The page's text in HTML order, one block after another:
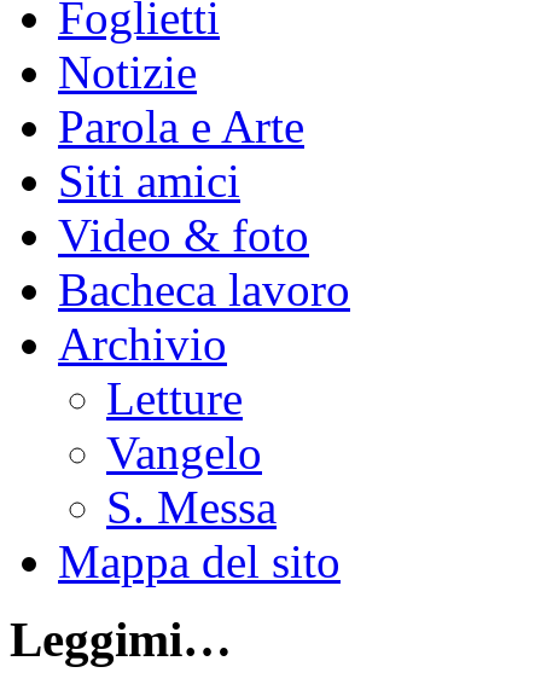
Foglietti
Notizie
Parola e Arte
Siti amici
Video & foto
Bacheca lavoro
Archivio
Letture
Vangelo
S. Messa
Mappa del sito
Leggimi…